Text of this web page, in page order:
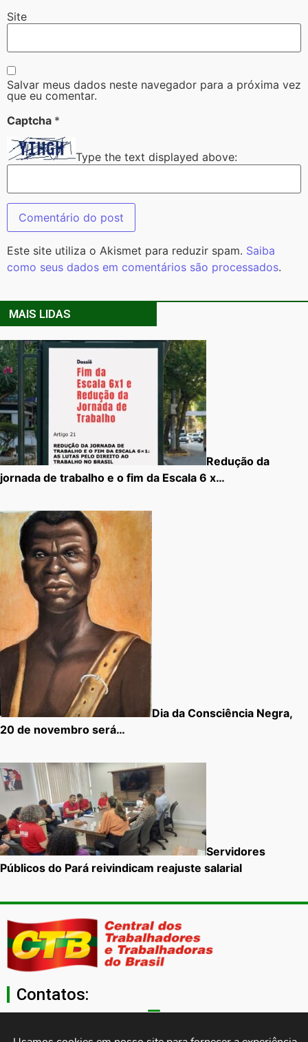
Site
Salvar meus dados neste navegador para a próxima vez
que eu comentar.
Captcha *
Type the text displayed above:
Este site utiliza o Akismet para reduzir spam. Saiba
como seus dados em comentários são processados.
MAIS LIDAS
Redução da
jornada de trabalho e o fim da Escala 6 x…
Dia da Consciência Negra,
20 de novembro será…
Servidores
Públicos do Pará reivindicam reajuste salarial
Contatos: